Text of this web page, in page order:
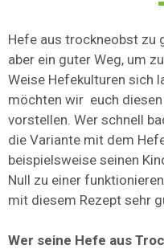
Hefe aus trockneobst zu
aber ein guter Weg, um
Weise Hefekulturen sich
möchten wir euch
vorstellen. Wer schnell
die Variante mit dem
beispielsweise seinen
Null zu einer
mit diesem Rezept sehr
Wer seine Hefe aus